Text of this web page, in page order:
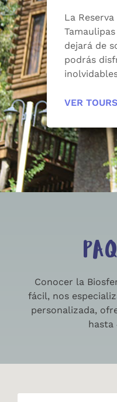
La
dejará de
podrás
VER TOURS
Conocer la
fácil, nos
personalizada,
hasta